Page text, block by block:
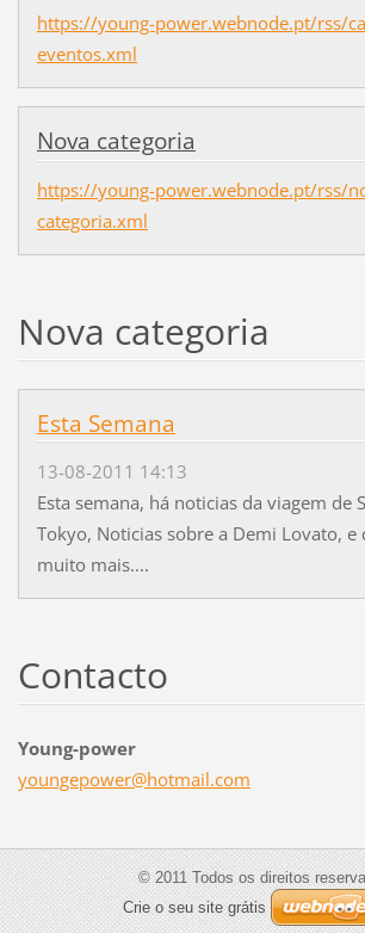
https://young-power.webnode.pt/rss/
eventos.xml
Nova categoria
https://young-power.webnode.pt/rss/
categoria.xml
Nova categoria
Esta Semana
13-08-2011 14:13
Esta semana, há noticias da viagem de
Tokyo, Noticias sobre a Demi Lovato, e
muito mais....
Contacto
Young-power
youngepower@hotmail.com
© 2011 Todos os direitos
Crie o seu site grátis